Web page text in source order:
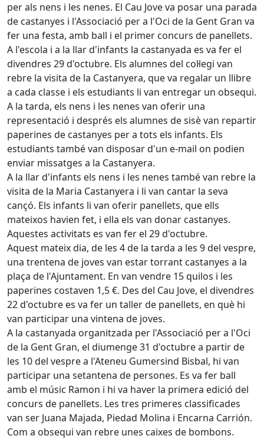
per als nens i les nenes. El Cau Jove va posar una parada
de castanyes i l'Associació per a l'Oci de la Gent Gran va
fer una festa, amb ball i el primer concurs de panellets.
A l'escola i a la llar d'infants la castanyada es va fer el
divendres 29 d'octubre. Els alumnes del col·legi van
rebre la visita de la Castanyera, que va regalar un llibre
a cada classe i els estudiants li van entregar un obsequi.
A la tarda, els nens i les nenes van oferir una
representació i després els alumnes de sisè van repartir
paperines de castanyes per a tots els infants. Els
estudiants també van disposar d'un e-mail on podien
enviar missatges a la Castanyera.
A la llar d'infants els nens i les nenes també van rebre la
visita de la Maria Castanyera i li van cantar la seva
cançó. Els infants li van oferir panellets, que ells
mateixos havien fet, i ella els van donar castanyes.
Aquestes activitats es van fer el 29 d'octubre.
Aquest mateix dia, de les 4 de la tarda a les 9 del vespre,
una trentena de joves van estar torrant castanyes a la
plaça de l'Ajuntament. En van vendre 15 quilos i les
paperines costaven 1,5 €. Des del Cau Jove, el divendres
22 d'octubre es va fer un taller de panellets, en què hi
van participar una vintena de joves.
A la castanyada organitzada per l'Associació per a l'Oci
de la Gent Gran, el diumenge 31 d'octubre a partir de
les 10 del vespre a l'Ateneu Gumersind Bisbal, hi van
participar una setantena de persones. Es va fer ball
amb el músic Ramon i hi va haver la primera edició del
concurs de panellets. Les tres primeres classificades
van ser Juana Majada, Piedad Molina i Encarna Carrión.
Com a obsequi van rebre unes caixes de bombons.